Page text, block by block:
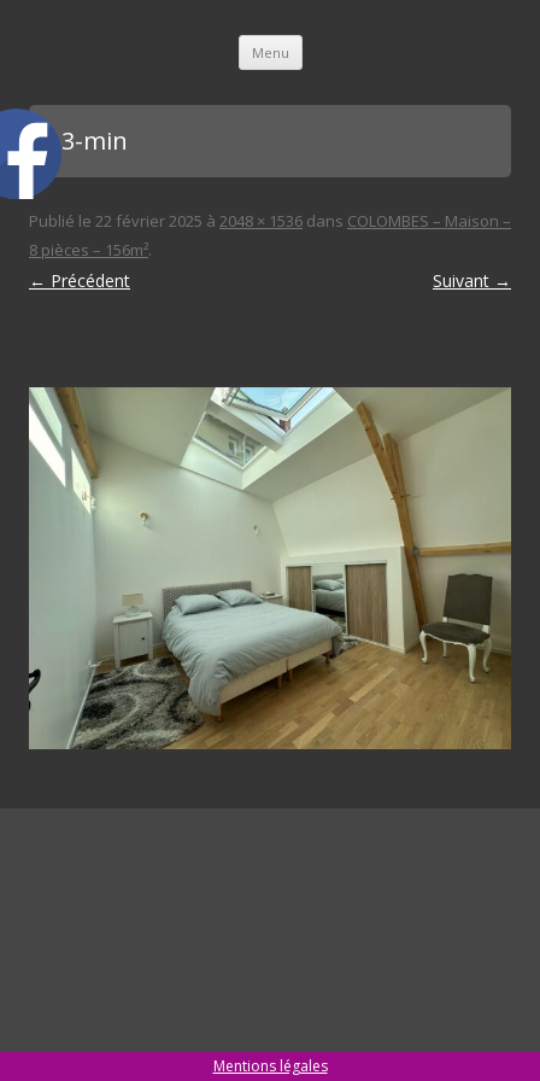
Menu Aller au contenu principal
ch 3-min
Publié le 22 février 2025 à 2048 × 1536 dans COLOMBES – Maison –
8 pièces – 156m².
← Précédent Suivant →
Mentions légales